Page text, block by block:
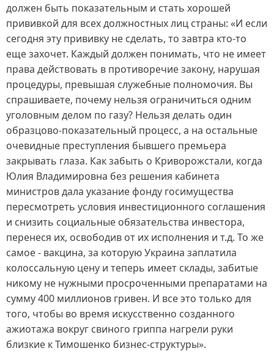
должен быть показательным и стать хорошей
прививкой для всех должностных лиц страны: «И если
сегодня эту прививку не сделать, то завтра кто-то
еще захочет. Каждый должен понимать, что не имеет
права действовать в противоречие закону, нарушая
процедуры, превышая служебные полномочия. Вы
спрашиваете, почему нельзя ограничиться одним
уголовным делом по газу? Нельзя делать один
образцово-показательный процесс, а на остальные
очевидные преступления бывшего премьера
закрывать глаза. Как забыть о Криворожстали, когда
Юлия Владимировна без решения кабинета
министров дала указание фонду госимущества
пересмотреть условия инвестиционного соглашения
и снизить социальные обязательства инвестора,
перенеся их, освободив от их исполнения и т.д. То же
самое - вакцина, за которую Украина заплатила
колоссальную цену и теперь имеет склады, забитые
никому не нужными просроченными препаратами на
сумму 400 миллионов гривен. И все это только для
того, чтобы во время искусственно созданного
ажиотажа вокруг свиного гриппа нагрели руки
близкие к Тимошенко бизнес-структуры».